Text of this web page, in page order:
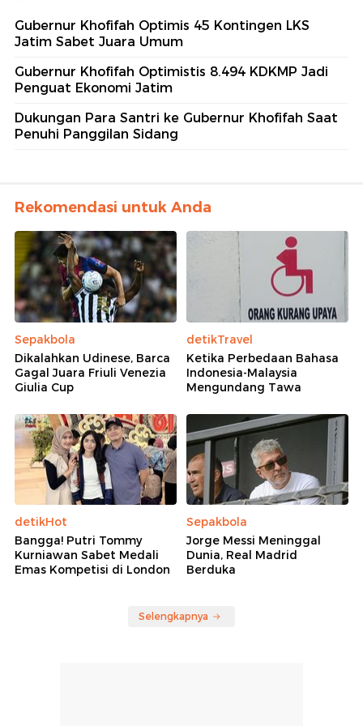
Gubernur Khofifah Optimis 45 Kontingen LKS
Jatim Sabet Juara Umum
Gubernur Khofifah Optimistis 8.494 KDKMP Jadi
Penguat Ekonomi Jatim
Dukungan Para Santri ke Gubernur Khofifah Saat
Penuhi Panggilan Sidang
Rekomendasi untuk Anda
Sepakbola
Dikalahkan Udinese, Barca
Gagal Juara Friuli Venezia
Giulia Cup
detikTravel
Ketika Perbedaan Bahasa
Indonesia-Malaysia
Mengundang Tawa
detikHot
Bangga! Putri Tommy
Kurniawan Sabet Medali
Emas Kompetisi di London
Sepakbola
Jorge Messi Meninggal
Dunia, Real Madrid
Berduka
Selengkapnya